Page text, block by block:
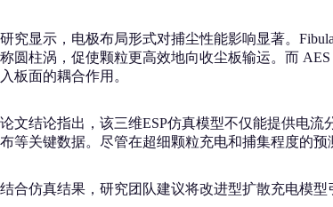
研究显示，电极布局形式对捕尘性能影响显著。
称圆柱涡，促使颗粒更高效地向收尘板输运。而
入板面的耦合作用。
论文结论指出，该三维ESP仿真模型不仅能提供电
布等关键数据。尽管在超细颗粒充电和捕集程度的
结合仿真结果，研究团队建议将改进型扩散充电模